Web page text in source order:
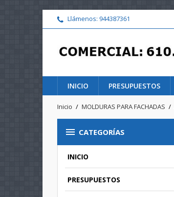
Llámenos: 944387361
INICIO PRESUPUESTOS
Inicio MOLDURAS PARA FACHADAS
 CATEGORÍAS
INICIO
PRESUPUESTOS